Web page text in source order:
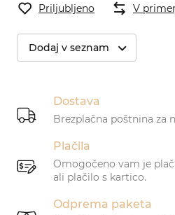
Priljubljeno V
Dodaj v seznam
Dostava
Brezplačna poštnina za
Plačila
Omogočeno vam je
ali plačilo s kartico.
Odprema paketa